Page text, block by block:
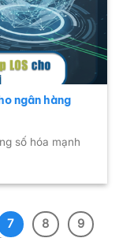
ngân hàng
số hóa mạnh
7 8
9